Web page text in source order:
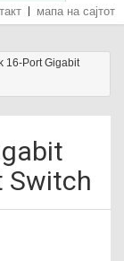
мапа на сајтот
16-Port Gigabit
Switch